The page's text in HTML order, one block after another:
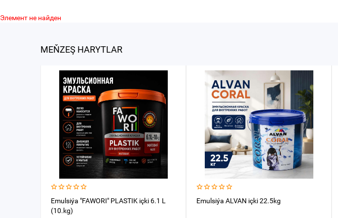
Элемент не найден
MEŇZEŞ HARYTLAR
Emulsiýa "FAWORI" PLASTIK içki 6.1 L
(10.kg)
Emulsiýa ALVAN içki 22.5kg